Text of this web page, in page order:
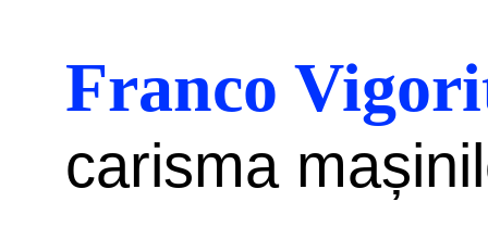
Franco
carisma